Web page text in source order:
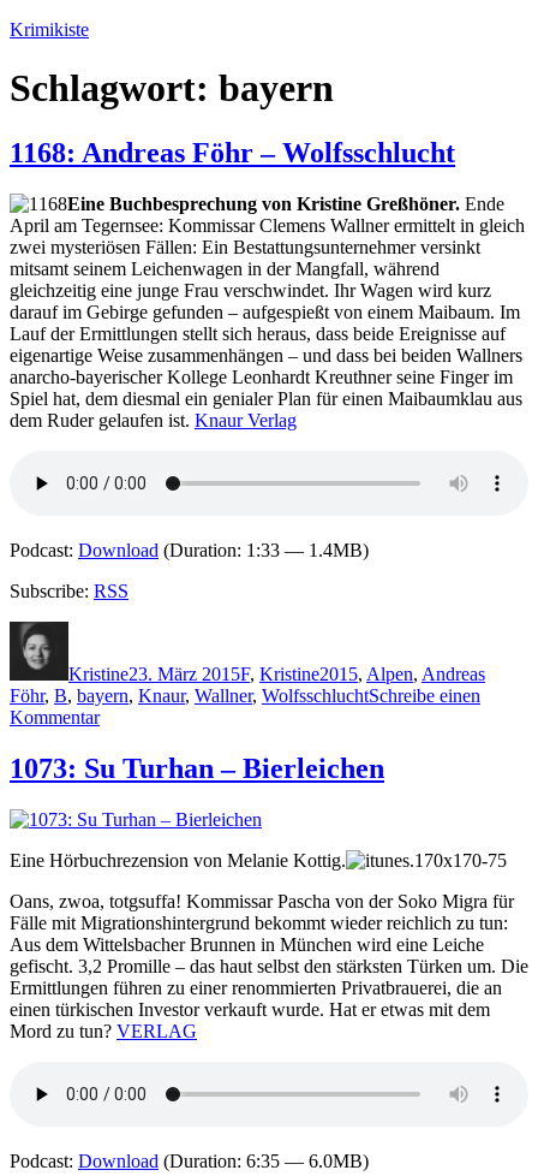
Zum
springen
Krimikiste
Schlagwort: bayern
1168: Andreas Föhr – Wolfsschlucht
Eine Buchbesprechung von Kristine Greßhöner. Ende
April am Tegernsee: Kommissar Clemens Wallner ermittelt in gleich
zwei mysteriösen Fällen: Ein Bestattungsunternehmer versinkt
mitsamt seinem Leichenwagen in der Mangfall, während
gleichzeitig eine junge Frau verschwindet. Ihr Wagen wird kurz
darauf im Gebirge gefunden – aufgespießt von einem Maibaum. Im
Lauf der Ermittlungen stellt sich heraus, dass beide Ereignisse auf
eigenartige Weise zusammenhängen – und dass bei beiden Wallners
anarcho-bayerischer Kollege Leonhardt Kreuthner seine Finger im
Spiel hat, dem diesmal ein genialer Plan für einen Maibaumklau aus
dem Ruder gelaufen ist. Knaur Verlag
Podcast: Download (Duration: 1:33 — 1.4MB)
Subscribe: RSS
Kristine23. März 2015F, Kristine2015, Alpen, Andreas
Föhr, B, bayern, Knaur, Wallner, WolfsschluchtSchreibe einen
Kommentarzu
Andreas
Föhr
Wolfsschlucht
1073: Su Turhan – Bierleichen
Eine Hörbuchrezension von Melanie Kottig.
Oans, zwoa, totgsuffa! Kommissar Pascha von der Soko Migra für
Fälle mit Migrationshintergrund bekommt wieder reichlich zu tun:
Aus dem Wittelsbacher Brunnen in München wird eine Leiche
gefischt. 3,2 Promille – das haut selbst den stärksten Türken um. Die
Ermittlungen führen zu einer renommierten Privatbrauerei, die an
einen türkischen Investor verkauft wurde. Hat er etwas mit dem
Mord zu tun? VERLAG
Podcast: Download (Duration: 6:35 — 6.0MB)